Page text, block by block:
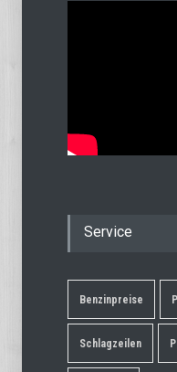
Service
Benzinpreise
Schlagzeilen